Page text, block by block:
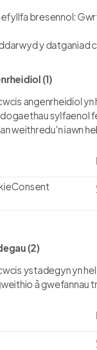
bresennol:
y datganiad
(1)
angenrheidiol
sylfaenol
weithredu'n iawn
(2)
ystadegyn yn
â gwefannau